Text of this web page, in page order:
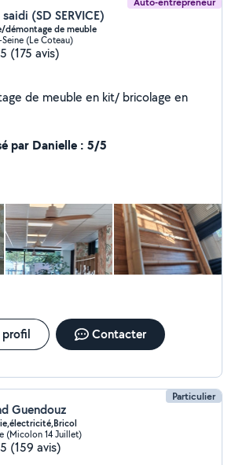
(SD SERVICE)
démontage de meuble
(Le Coteau)
(175 avis)
de meuble en kit/ bricolage en
par Danielle : 5/5
profil Contacter
Particulier
Guendouz
(Micolon 14 Juillet)
(159 avis)